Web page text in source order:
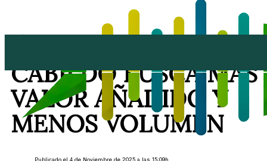
CABILDO BUSCA MÁS
VALOR AÑADIDO Y
MENOS VOLUMEN